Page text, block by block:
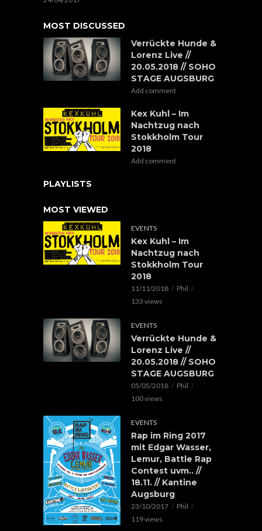
MOST DISCUSSED
Verrückte Hunde &
Lorenz Live //
20.05.2018 // SOHO
STAGE AUGSBURG
Add comment
Kex Kuhl – Im
Nachtzug nach
Stokkholm Tour
2018
Add comment
PLAYLISTS
MOST VIEWED
EVENTS
Kex Kuhl – Im
Nachtzug nach
Stokkholm Tour
2018
11/11/2018
Phil
133 views
EVENTS
Verrückte Hunde &
Lorenz Live //
20.05.2018 // SOHO
STAGE AUGSBURG
05/05/2018
Phil
100 views
EVENTS
Rap im Ring 2017
mit Edgar Wasser,
Lemur, Battle Rap
Contest uvm.. //
18.11. // Kantine
Augsburg
23/10/2017
Phil
119 views